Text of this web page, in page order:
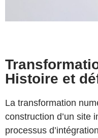
Histoire et
La transformation
construction d’un site
processus